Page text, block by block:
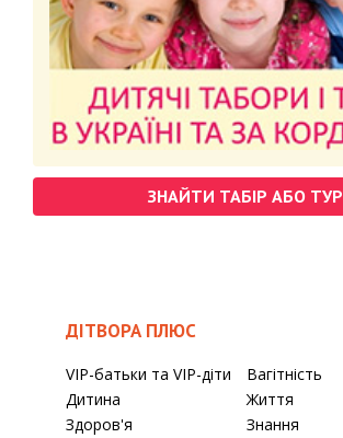
ЗНАЙТИ ТАБІР АБО ТУР
ДІТВОРА ПЛЮС
VIP-батьки та VIP-діти
Вагітність
Дитина
Життя
Здоров'я
Знання